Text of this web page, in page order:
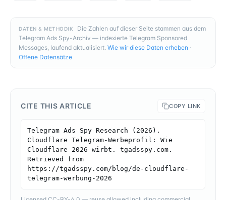
DATEN & METHODIK
Die Zahlen auf dieser Seite stammen aus dem
Telegram Ads Spy-Archiv — indexierte Telegram Sponsored
Messages, laufend aktualisiert. Wie wir diese Daten erheben ·
Offene Datensätze
CITE THIS ARTICLE COPY LINK
Telegram Ads Spy Research (2026).
Cloudflare Telegram-Werbeprofil: Wie
Cloudflare 2026 wirbt. tgadsspy.com.
Retrieved from
https://tgadsspy.com/blog/de-cloudflare-
telegram-werbung-2026